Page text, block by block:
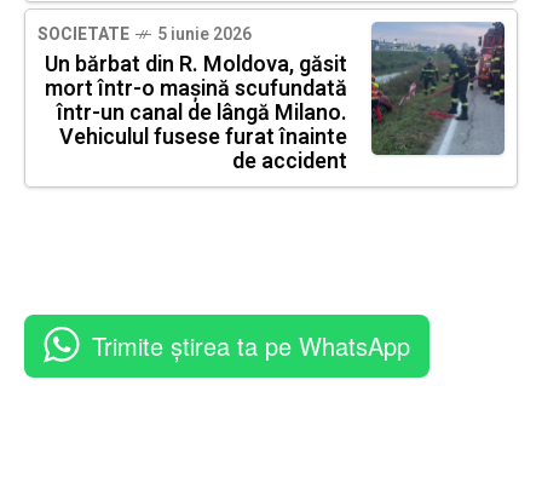
SOCIETATE 5 iunie 2026
Un bărbat din R. Moldova, găsit
mort într-o mașină scufundată
într-un canal de lângă Milano.
Vehiculul fusese furat înainte
de accident
Trimite știrea ta pe WhatsApp